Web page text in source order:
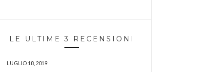
LE ULTIME 3 RECENSIONI
LUGLIO 18, 2019